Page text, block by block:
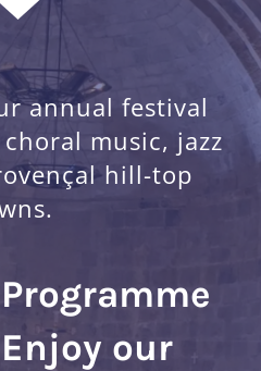
annual festival
music, jazz
hill-top
our